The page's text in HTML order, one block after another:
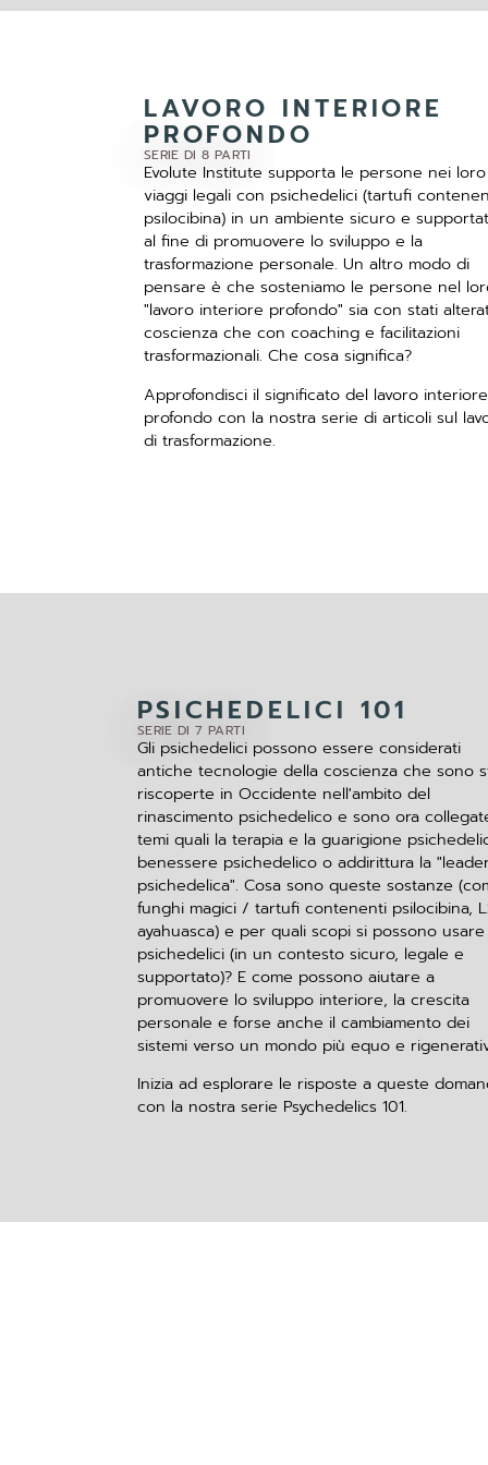
LAVORO INTERIORE
PROFONDO
SERIE DI 8 PARTI
Evolute Institute supporta le persone nei loro
viaggi legali con psichedelici (tartufi
psilocibina) in un ambiente sicuro e
al fine di promuovere lo sviluppo e la
trasformazione personale. Un altro modo di
pensare è che sosteniamo le persone nel
"lavoro interiore profondo" sia con stati
coscienza che con coaching e facilitazioni
trasformazionali. Che cosa significa?
Approfondisci il significato del lavoro interiore
profondo con la nostra serie di articoli sul
di trasformazione.
PSICHEDELICI 101
SERIE DI 7 PARTI
Gli psichedelici possono essere considerati
antiche tecnologie della coscienza che sono
riscoperte in Occidente nell'ambito del
rinascimento psichedelico e sono ora
temi quali la terapia e la guarigione
benessere psichedelico o addirittura la
psichedelica". Cosa sono queste sostanze
funghi magici / tartufi contenenti psilocibina,
ayahuasca) e per quali scopi si possono
psichedelici (in un contesto sicuro, legale e
supportato)? E come possono aiutare a
promuovere lo sviluppo interiore, la crescita
personale e forse anche il cambiamento dei
sistemi verso un mondo più equo e
Inizia ad esplorare le risposte a queste
con la nostra serie Psychedelics 101.